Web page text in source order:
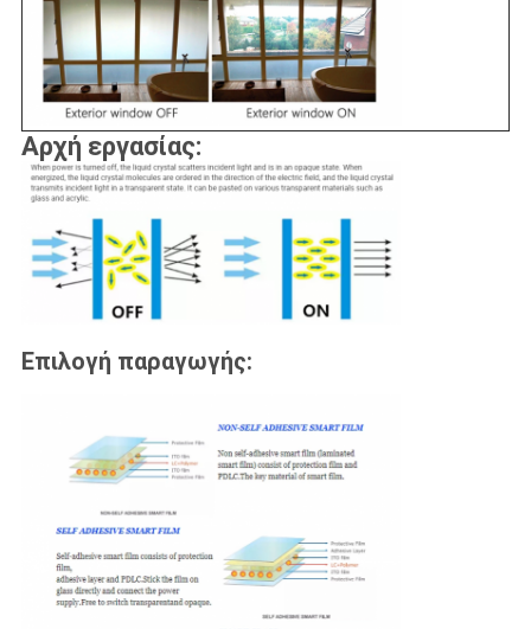
Αρχή εργασίας:
Επιλογή παραγωγής: